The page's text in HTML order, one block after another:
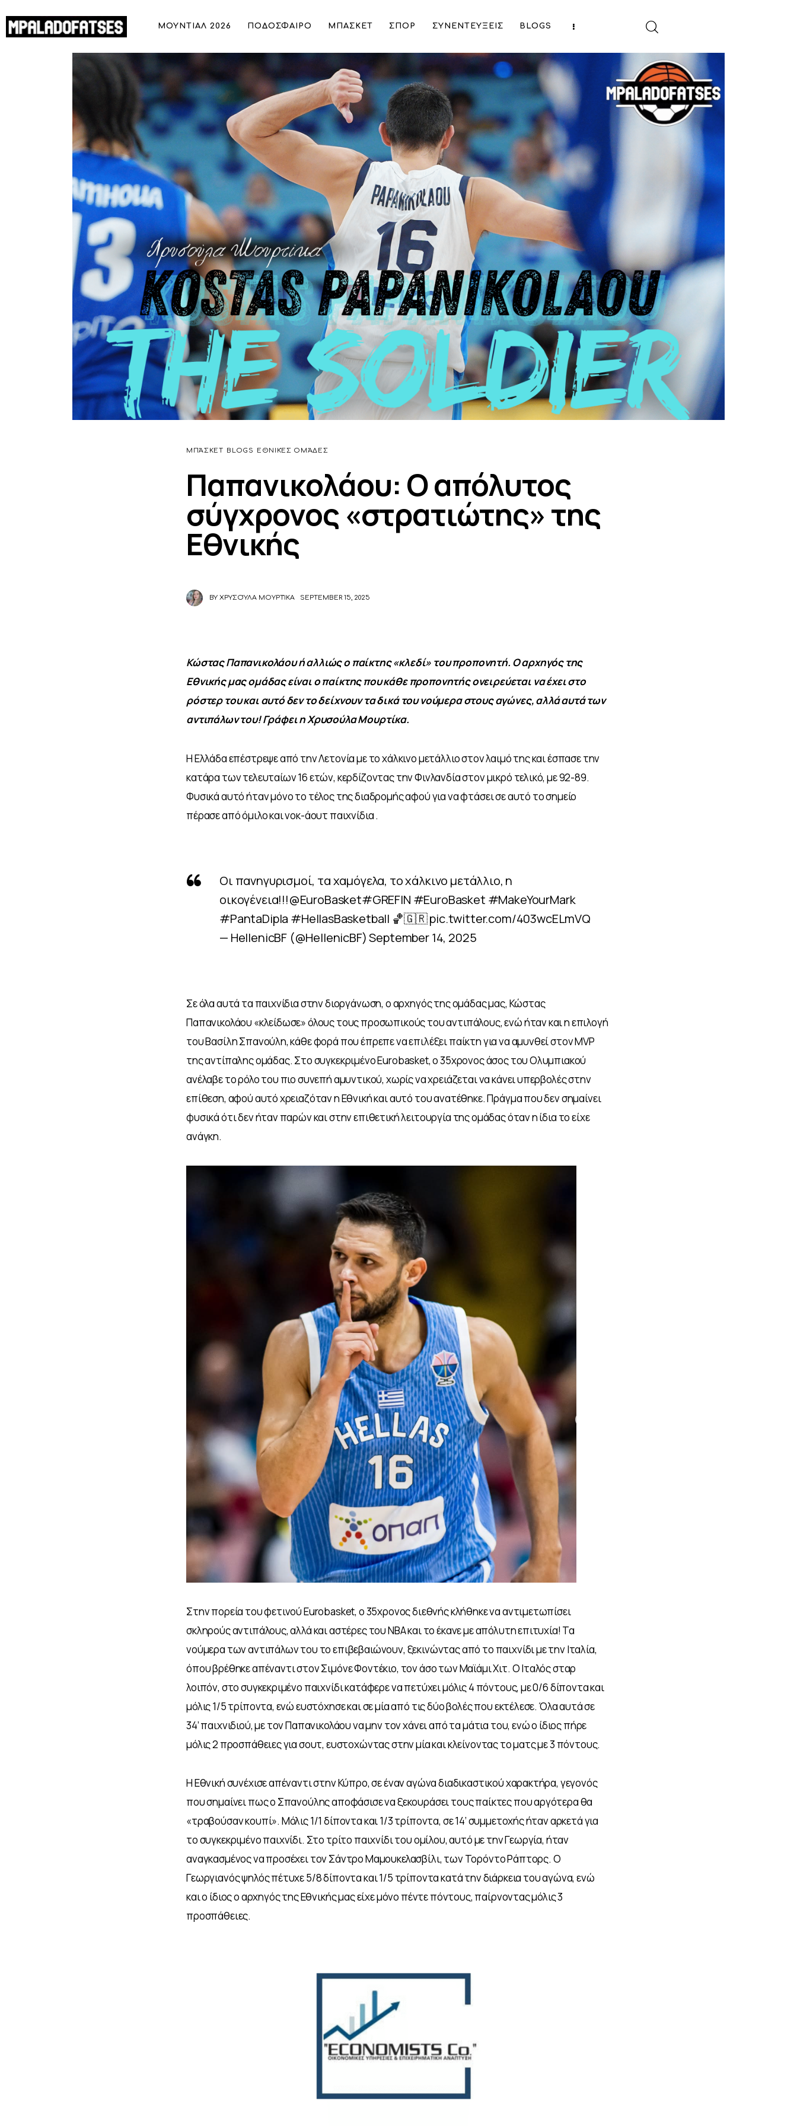
ΜΟΥΝΤΙΑΛ 2026 ΠΟΔΟΣΦΑΙΡΟ ΜΠΑΣΚΕΤ ΣΠΟΡ ΣΥΝΕΝΤΕΥΞΕΙΣ BLOGS
Παπανικολάου: Ο απόλυτος σύγχρονος «στρατιώτης» της Εθνικής
ΜΟΥΝΤΙΑΛ 2026
ΣΥΝΕΝΤΕΥΞΕΙΣ
BEYOND SPORTS
ΑΦΙΕΡΩΜΑΤΑ
MEET THE TEAM
ΜΠΆΣΚΕΤ BLOGS ΕΘΝΙΚΈΣ ΟΜΆΔΕΣ
Παπανικολάου: Ο απόλυτος
σύγχρονος «στρατιώτης» της
Εθνικής
BY ΧΡΥΣΟΎΛΑ ΜΟΥΡΤΊΚΑ SEPTEMBER 15, 2025
Κώστας Παπανικολάου ή αλλιώς ο παίκτης «κλεδί» του προπονητή. Ο αρχηγός της
Εθνικής μας ομάδας είναι ο παίκτης που κάθε προπονητής ονειρεύεται να έχει στο
ρόστερ του και αυτό δεν το δείχνουν τα δικά του νούμερα στους αγώνες, αλλά αυτά των
αντιπάλων του! Γράφει η Χρυσούλα Μουρτίκα.
Η Ελλάδα επέστρεψε από την Λετονία με το χάλκινο μετάλλιο στον λαιμό της και έσπασε την
κατάρα των τελευταίων 16 ετών, κερδίζοντας την Φινλανδία στον μικρό τελικό, με 92-89.
Φυσικά αυτό ήταν μόνο το τέλος της διαδρομής αφού για να φτάσει σε αυτό το σημείο
πέρασε από όμιλο και νοκ-άουτ παιχνίδια .
Οι πανηγυρισμοί, τα χαμόγελα, το χάλκινο μετάλλιο, η
οικογένεια!!!@EuroBasket#GREFIN #EuroBasket #MakeYourMark
#PantaDipla #HellasBasketball 🏀🇬🇷pic.twitter.com/403wcELmVQ
— HellenicBF (@HellenicBF)September 14, 2025
Σε όλα αυτά τα παιχνίδια στην διοργάνωση, ο αρχηγός της ομάδας μας, Κώστας
Παπανικολάου «κλείδωσε» όλους τους προσωπικούς του αντιπάλους, ενώ ήταν και η επιλογή
του Βασίλη Σπανούλη, κάθε φορά που έπρεπε να επιλέξει παίκτη για να αμυνθεί στον MVP
της αντίπαλης ομάδας. Στο συγκεκριμένο Eurobasket, ο 35χρονος άσος του Ολυμπιακού
ανέλαβε το ρόλο του πιο συνεπή αμυντικού, χωρίς να χρειάζεται να κάνει υπερβολές στην
επίθεση, αφού αυτό χρειαζόταν η Εθνική και αυτό του ανατέθηκε. Πράγμα που δεν σημαίνει
φυσικά ότι δεν ήταν παρών και στην επιθετική λειτουργία της ομάδας όταν η ίδια το είχε
ανάγκη.
Στην πορεία του φετινού Eurobasket, ο 35χρονος διεθνής κλήθηκε να αντιμετωπίσει
σκληρούς αντιπάλους, αλλά και αστέρες του NBA και το έκανε με απόλυτη επιτυχία! Τα
νούμερα των αντιπάλων του το επιβεβαιώνουν, ξεκινώντας από το παιχνίδι με την Ιταλία,
όπου βρέθηκε απέναντι στον Σιμόνε Φοντέκιο, τον άσο των Μαϊάμι Χιτ. Ο Ιταλός σταρ
λοιπόν, στο συγκεκριμένο παιχνίδι κατάφερε να πετύχει μόλις 4 πόντους, με 0/6 δίποντα και
μόλις 1/5 τρίποντα, ενώ ευστόχησε και σε μία από τις δύο βολές που εκτέλεσε. Όλα αυτά σε
34’ παιχνιδιού, με τον Παπανικολάου να μην τον χάνει από τα μάτια του, ενώ ο ίδιος πήρε
μόλις 2 προσπάθειες για σουτ, ευστοχώντας στην μία και κλείνοντας το ματς με 3 πόντους.
Η Εθνική συνέχισε απέναντι στην Κύπρο, σε έναν αγώνα διαδικαστικού χαρακτήρα, γεγονός
που σημαίνει πως ο Σπανούλης αποφάσισε να ξεκουράσει τους παίκτες που αργότερα θα
«τραβούσαν κουπί». Μόλις 1/1 δίποντα και 1/3 τρίποντα, σε 14’ συμμετοχής ήταν αρκετά για
το συγκεκριμένο παιχνίδι. Στο τρίτο παιχνίδι του ομίλου, αυτό με την Γεωργία, ήταν
αναγκασμένος να προσέχει τον Σάντρο Μαμουκελασβίλι, των Τορόντο Ράπτορς. Ο
Γεωργιανός ψηλός πέτυχε 5/8 δίποντα και 1/5 τρίποντα κατά την διάρκεια του αγώνα, ενώ
και ο ίδιος ο αρχηγός της Εθνικής μας είχε μόνο πέντε πόντους, παίρνοντας μόλις 3
προσπάθειες.